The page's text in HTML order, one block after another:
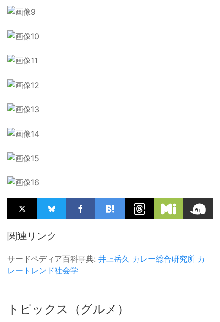
関連リンク
サードペディア百科事典: 井上岳久 カレー総合研究所 カ
レートレンド社会学
トピックス（グルメ）